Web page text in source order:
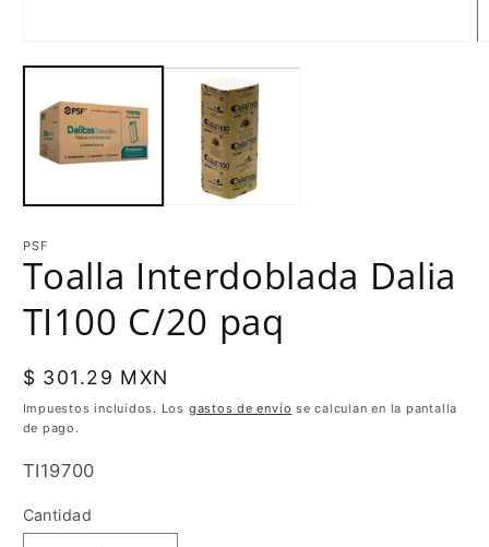
PSF
Toalla Interdoblada Dalia
TI100 C/20 paq
Precio
habitual
$ 301.29 MXN
Impuestos incluidos. Los gastos de envío se calculan en la pantalla
de pago.
SKU:
TI19700
Cantidad
Cantidad